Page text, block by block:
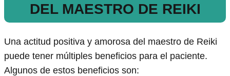
DEL MAESTRO DE REIKI
Una actitud positiva y amorosa del maestro de Reiki
puede tener múltiples beneficios para el paciente.
Algunos de estos beneficios son: